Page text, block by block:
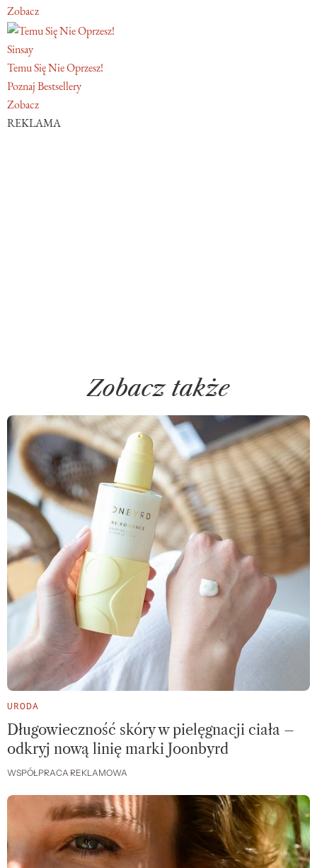
Zobacz
Sinsay
Temu Się Nie Oprzesz!
Poznaj Bestsellery
Zobacz
REKLAMA
Zobacz także
URODA
Długowieczność skóry w pielęgnacji ciała –
odkryj nową linię marki Joonbyrd
WSPÓŁPRACA REKLAMOWA